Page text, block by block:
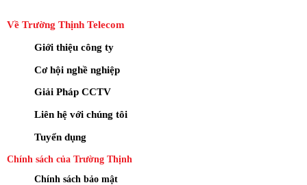
Về Trường Thịnh Telecom
Giới thiệu công ty
Cơ hội nghề nghiệp
Giải Pháp CCTV
Liên hệ với chúng tôi
Tuyển dụng
Chính sách của Trường Thịnh
Chính sách bảo mật